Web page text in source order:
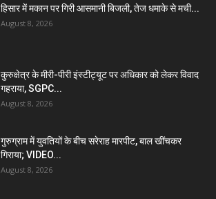
हिसार में मकान पर गिरी आसमानी बिजली, तेज धमाके से मची...
August 8, 2026
कुरुक्षेत्र के मीरी-पीरी इंस्टीट्यूट पर अधिकार को लेकर विवाद
गहराया, SGPC...
August 8, 2026
गुरुग्राम में युवतियों के बीच सरेराह मारपीट, बाल खींचकर
गिराया; VIDEO...
August 8, 2026